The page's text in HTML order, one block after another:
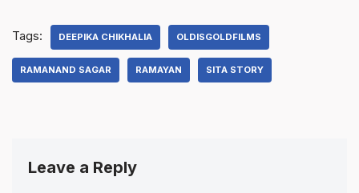
Tags: DEEPIKA CHIKHALIA OLDISGOLDFILMS
RAMANAND SAGAR RAMAYAN SITA STORY
Leave a Reply